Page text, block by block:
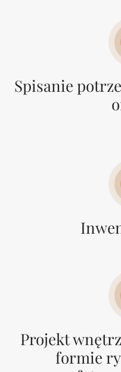
Spisanie
Projekt
formie